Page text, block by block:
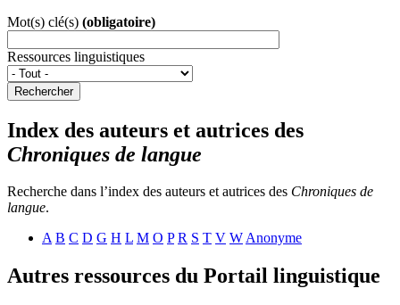
Mot(s) clé(s) (obligatoire)
Ressources linguistiques
Rechercher
Index des auteurs et autrices des
Chroniques de langue
Recherche dans l’index des auteurs et autrices des Chroniques de
langue.
A B C D G H L M O P R S T V WAnonyme
Autres ressources du Portail linguistique